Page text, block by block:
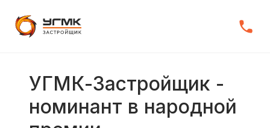
УГМК-Застройщик -
номинант в народной